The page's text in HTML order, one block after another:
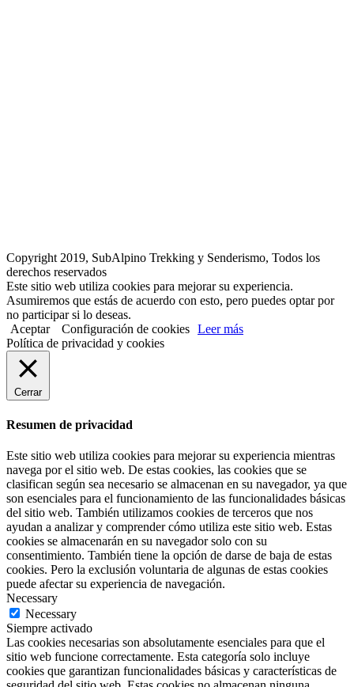
Copyright 2019, SubAlpino Trekking y Senderismo, Todos los
derechos reservados
Este sitio web utiliza cookies para mejorar su experiencia.
Asumiremos que estás de acuerdo con esto, pero puedes optar por
no participar si lo deseas.
Aceptar
Configuración de cookies Leer más
Política de privacidad y cookies
Cerrar
Resumen de privacidad
Este sitio web utiliza cookies para mejorar su experiencia mientras
navega por el sitio web. De estas cookies, las cookies que se
clasifican según sea necesario se almacenan en su navegador, ya que
son esenciales para el funcionamiento de las funcionalidades básicas
del sitio web. También utilizamos cookies de terceros que nos
ayudan a analizar y comprender cómo utiliza este sitio web. Estas
cookies se almacenarán en su navegador solo con su
consentimiento. También tiene la opción de darse de baja de estas
cookies. Pero la exclusión voluntaria de algunas de estas cookies
puede afectar su experiencia de navegación.
Necessary
Necessary
Siempre activado
Las cookies necesarias son absolutamente esenciales para que el
sitio web funcione correctamente. Esta categoría solo incluye
cookies que garantizan funcionalidades básicas y características de